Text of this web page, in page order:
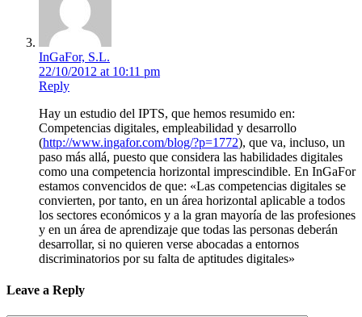
InGaFor, S.L.
22/10/2012 at 10:11 pm
Reply
Hay un estudio del IPTS, que hemos resumido en:
Competencias digitales, empleabilidad y desarrollo
(http://www.ingafor.com/blog/?p=1772), que va, incluso, un
paso más allá, puesto que considera las habilidades digitales
como una competencia horizontal imprescindible. En InGaFor
estamos convencidos de que: «Las competencias digitales se
convierten, por tanto, en un área horizontal aplicable a todos
los sectores económicos y a la gran mayoría de las profesiones
y en un área de aprendizaje que todas las personas deberán
desarrollar, si no quieren verse abocadas a entornos
discriminatorios por su falta de aptitudes digitales»
Leave a Reply